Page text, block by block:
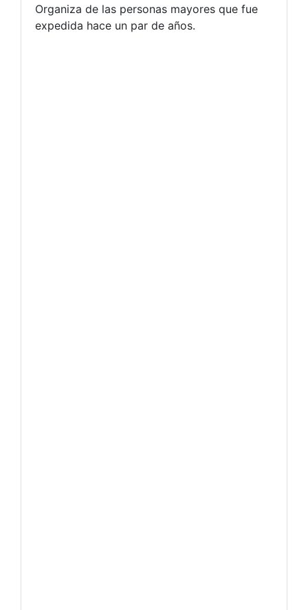
Organiza de las personas mayores que fue
expedida hace un par de años.